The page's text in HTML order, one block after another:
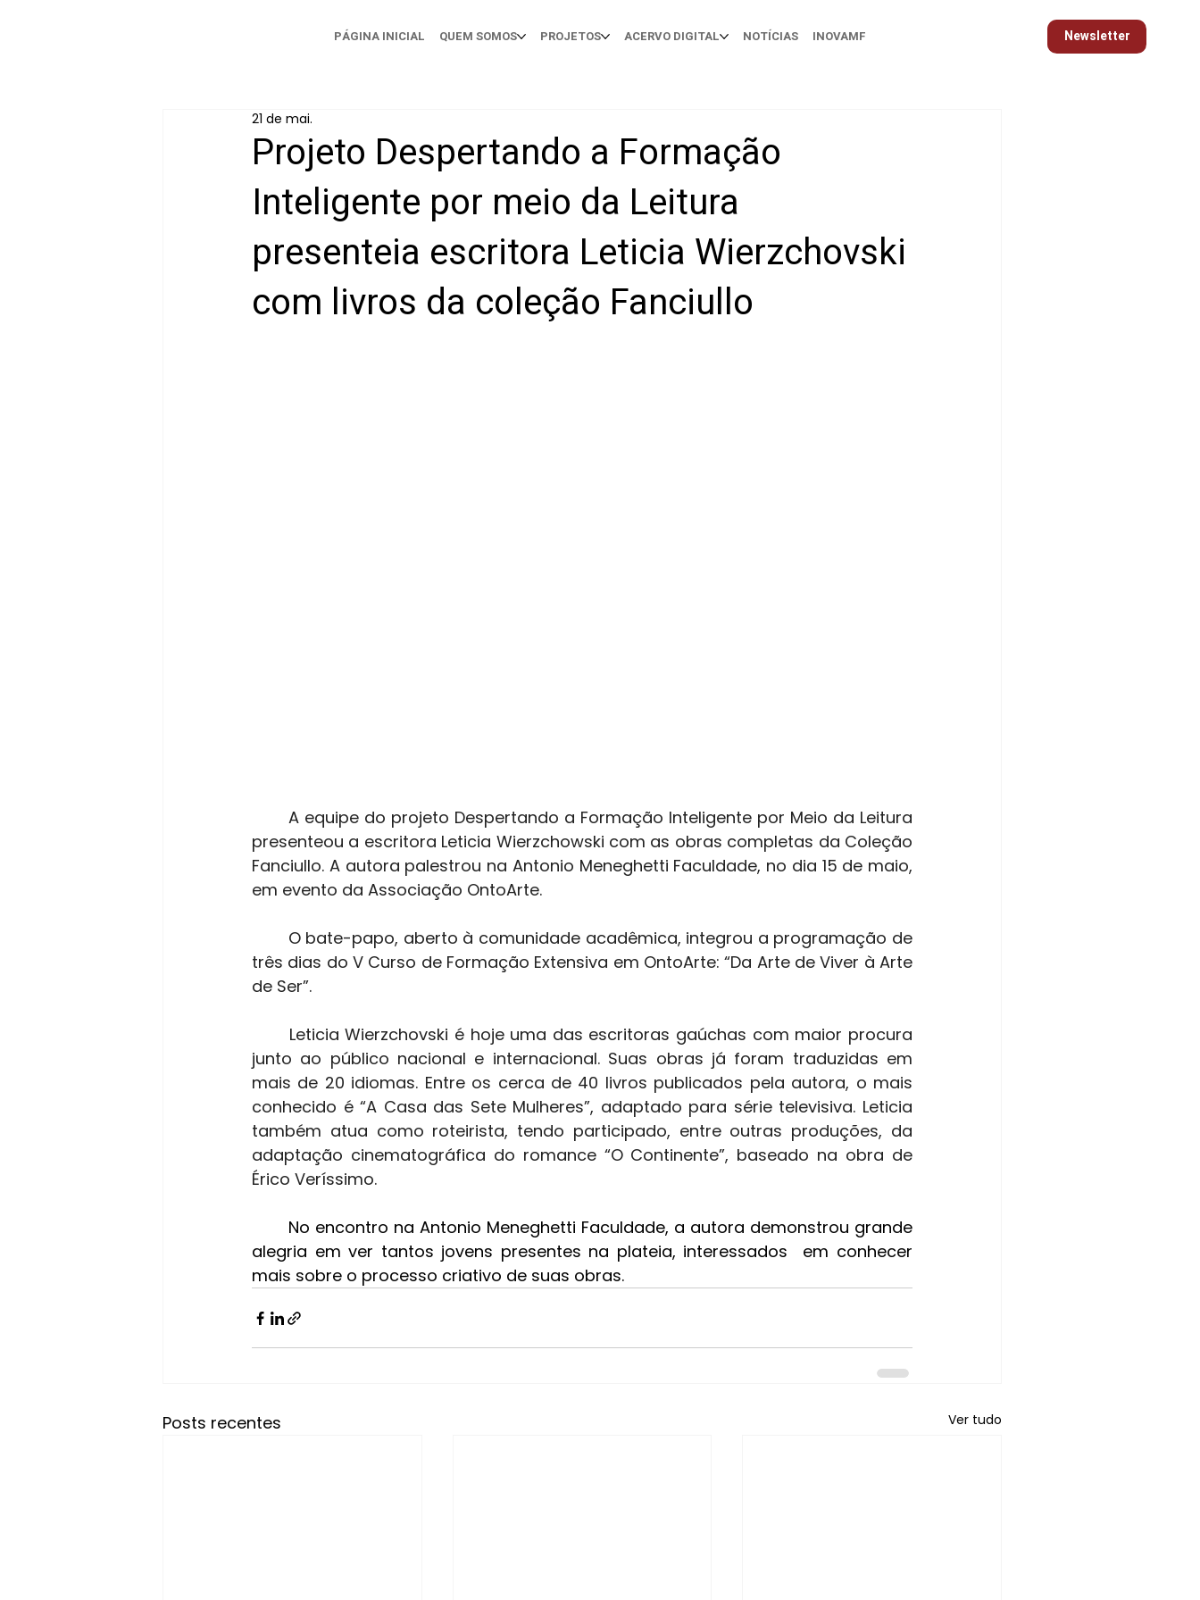
PÁGINA INICIAL QUEM SOMOS PROJETOS ACERVO DIGITAL NOTÍCIAS INOVAMF Newsletter
Projeto Despertando a Formação
Inteligente por meio da Leitura
presenteia escritora Leticia Wierzchovski
com livros da coleção Fanciullo
21 de mai.
presenteou a escritora Leticia Wierzchowski com as obras completas da Coleção
Fanciullo. A autora palestrou na Antonio Meneghetti Faculdade, no dia 15 de maio,
em evento da Associação OntoArte.
três dias do V Curso de Formação Extensiva em OntoArte: “Da Arte de Viver à Arte
de Ser”.
junto ao público nacional e internacional. Suas obras já foram traduzidas em
mais de 20 idiomas. Entre os cerca de 40 livros publicados pela autora, o mais
conhecido é “A Casa das Sete Mulheres”, adaptado para série televisiva. Leticia
também atua como roteirista, tendo participado, entre outras produções, da
adaptação cinematográfica do romance “O Continente”, baseado na obra de
Érico Veríssimo.
alegria em ver tantos jovens presentes na plateia, interessados  em conhecer
mais sobre o processo criativo de suas obras.
Posts recentes Ver tudo